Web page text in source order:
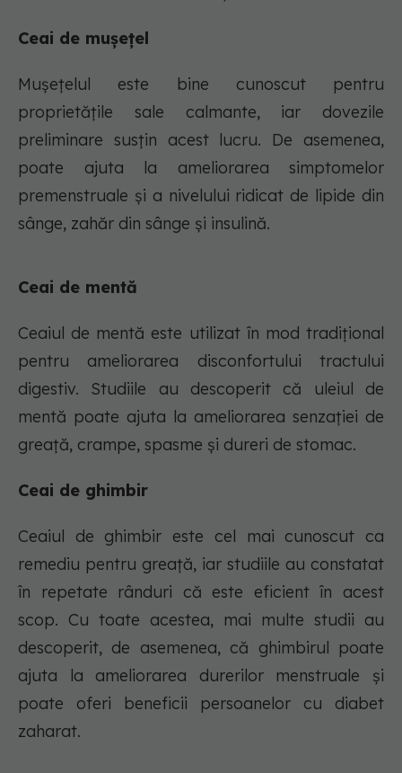
Ceai de mușețel
Mușețelul este bine cunoscut pentru
proprietățile sale calmante, iar dovezile
preliminare susțin acest lucru. De asemenea,
poate ajuta la ameliorarea simptomelor
premenstruale și a nivelului ridicat de lipide din
sânge, zahăr din sânge și insulină.
Ceai de mentă
Ceaiul de mentă este utilizat în mod tradițional
pentru ameliorarea disconfortului tractului
digestiv. Studiile au descoperit că uleiul de
mentă poate ajuta la ameliorarea senzației de
greață, crampe, spasme și dureri de stomac.
Ceai de ghimbir
Ceaiul de ghimbir este cel mai cunoscut ca
remediu pentru greață, iar studiile au constatat
în repetate rânduri că este eficient în acest
scop. Cu toate acestea, mai multe studii au
descoperit, de asemenea, că ghimbirul poate
ajuta la ameliorarea durerilor menstruale și
poate oferi beneficii persoanelor cu diabet
zaharat.